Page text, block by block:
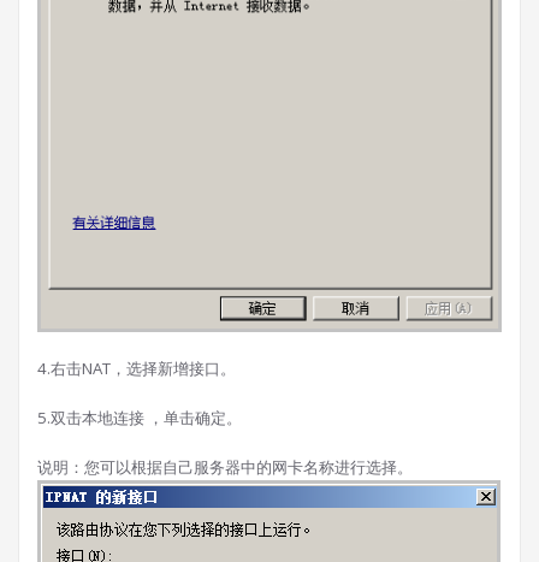
4.右击NAT，选择新增接口。
5.双击本地连接 ，单击确定。
说明：您可以根据自己服务器中的网卡名称进行选择。